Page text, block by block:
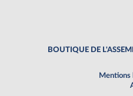
BOUTIQUE DE
Mentions